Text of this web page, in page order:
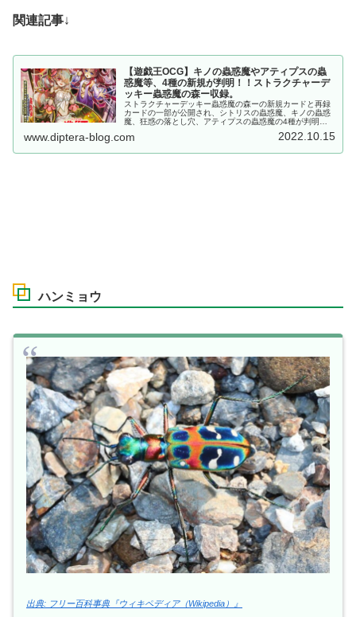
関連記事↓
【遊戯王OCG】キノの蟲惑魔やアティプスの蟲
惑魔等、4種の新規が判明！！ストラクチャーデ
ッキー蟲惑魔の森ー収録。
ストラクチャーデッキー蟲惑魔の森ーの新規カードと再録
カードの一部が公開され、シトリスの蟲惑魔、キノの蟲惑
魔、狂惑の落とし穴、アティプスの蟲惑魔の4種が判明し
を大幅強化。残りの新規にも期待が高まりますね。
www.diptera-blog.com 2022.10.15
ハンミョウ
出典: フリー百科事典『ウィキペディア（Wikipedia）』